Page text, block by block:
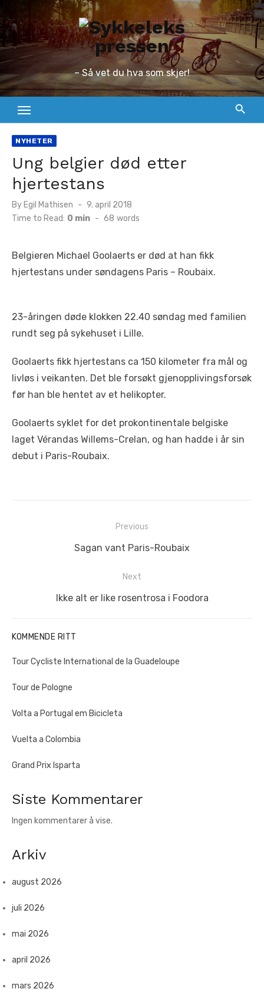
to
content
– Så vet du hva som skjer!
NYHETER
Ung belgier død etter
hjertestans
By Egil Mathisen
Posted
on
9. april 2018
Time to Read: 0 min - 68 words
Belgieren Michael Goolaerts er død at han fikk
hjertestans under søndagens Paris – Roubaix.
23-åringen døde klokken 22.40 søndag med familien
rundt seg på sykehuset i Lille.
Goolaerts fikk hjertestans ca 150 kilometer fra mål og
livløs i veikanten. Det ble forsøkt gjenopplivingsforsøk
før han ble hentet av et helikopter.
Goolaerts syklet for det prokontinentale belgiske
laget Vérandas Willems-Crelan, og han hadde i år sin
debut i Paris-Roubaix.
Innleggsnavigasjon
Previous
Previous
Sagan vant Paris-Roubaix
Next
Next
Ikke alt er like rosentrosa i Foodora
KOMMENDE RITT
Tour Cycliste International de la Guadeloupe
Tour de Pologne
Volta a Portugal em Bicicleta
Vuelta a Colombia
Grand Prix Isparta
Siste Kommentarer
Ingen kommentarer å vise.
Arkiv
august 2026
juli 2026
mai 2026
april 2026
mars 2026